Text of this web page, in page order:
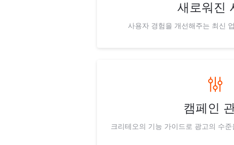
새로워진
사용자 경험을 개선해주는 최신
캠페인
크리테오의 기능 가이드로 광고의 수준